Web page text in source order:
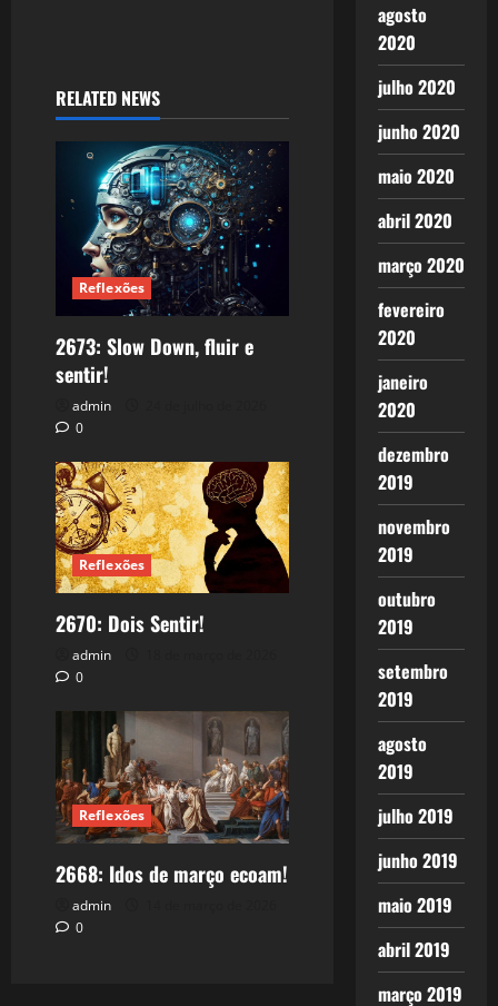
RELATED NEWS
Reflexões
2673: Slow Down, fluir e
sentir!
admin
0
Reflexões
2670: Dois Sentir!
admin
0
Reflexões
2668: Idos de março ecoam!
admin
0
agosto
2020
julho 2020
junho 2020
maio 2020
abril 2020
março 2020
fevereiro
2020
janeiro
2020
dezembro
2019
novembro
2019
outubro
2019
setembro
2019
agosto
2019
julho 2019
junho 2019
maio 2019
abril 2019
março 2019